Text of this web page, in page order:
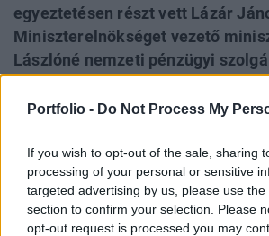
Portfolio - Do Not Process My
If you wish to opt-out of the sale, sharing
processing of your personal or sensitive
targeted advertising by us, please use
section to confirm your selection. Please
opt-out request is processed you may
egyeztetésen részt vett Lázár
Miniszterelnökséget vezető
Lászlóné nemzeti pénzügyi
postavezér, valamint a Fidesz, a
Magyar Posta vezérigazgatója
helyzetét és új terveit, valamint a
részéről hangsúlyozták a
lényegét.